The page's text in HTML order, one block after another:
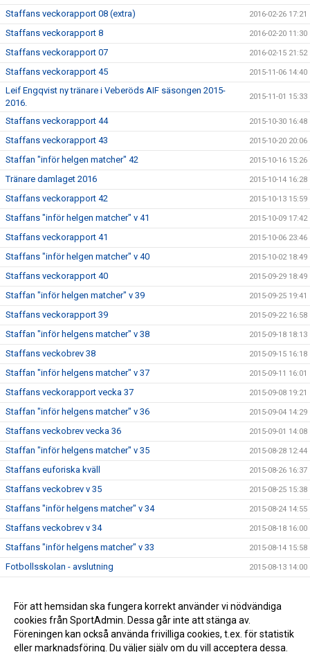
Staffans veckorapport 08 (extra) 2016-02-26 17:21
Staffans veckorapport 8 2016-02-20 11:30
Staffans veckorapport 07 2016-02-15 21:52
Staffans veckorapport 45 2015-11-06 14:40
Leif Engqvist ny tränare i Veberöds AIF säsongen 2015-
2016.
2015-11-01 15:33
Staffans veckorapport 44 2015-10-30 16:48
Staffans veckorapport 43 2015-10-20 20:06
Staffan "inför helgen matcher" 42 2015-10-16 15:26
Tränare damlaget 2016 2015-10-14 16:28
Staffans veckorapport 42 2015-10-13 15:59
Staffans "inför helgen matcher" v 41 2015-10-09 17:42
Staffans veckorapport 41 2015-10-06 23:46
Staffans "inför helgen matcher" v 40 2015-10-02 18:49
Staffans veckorapport 40 2015-09-29 18:49
Staffan "inför helgen matcher" v 39 2015-09-25 19:41
Staffans veckorapport 39 2015-09-22 16:58
Staffan "inför helgens matcher" v 38 2015-09-18 18:13
Staffans veckobrev 38 2015-09-15 16:18
Staffan "inför helgens matcher" v 37 2015-09-11 16:01
Staffans veckorapport vecka 37 2015-09-08 19:21
Staffan "inför helgens matcher" v 36 2015-09-04 14:29
Staffans veckobrev vecka 36 2015-09-01 14:08
Staffan "inför helgens matcher" v 35 2015-08-28 12:44
Staffans euforiska kväll 2015-08-26 16:37
Staffans veckobrev v 35 2015-08-25 15:38
Staffans "inför helgens matcher" v 34 2015-08-24 14:55
Staffans veckobrev v 34 2015-08-18 16:00
Staffans "inför helgens matcher" v 33 2015-08-14 15:58
Fotbollsskolan - avslutning 2015-08-13 14:00
Staffans veckobrev v 32 2015-08-04 09:07
Staffans “inför helgens matcher” v 31 2015-07-31 09:21
För att hemsidan ska fungera korrekt använder vi nödvändiga
cookies från SportAdmin. Dessa går inte att stänga av.
Föreningen kan också använda frivilliga cookies, t.ex. för statistik
eller marknadsföring. Du väljer själv om du vill acceptera dessa.